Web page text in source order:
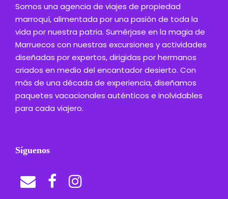
Somos una agencia de viajes de propiedad
marroquí, alimentada por una pasión de toda la
vida por nuestra patria. Sumérjase en la magia de
Marruecos con nuestras excursiones y actividades
diseñadas por expertos, dirigidas por hermanos
criados en medio del encantador desierto. Con
más de una década de experiencia, diseñamos
paquetes vacacionales auténticos e inolvidables
para cada viajero.
Síguenos